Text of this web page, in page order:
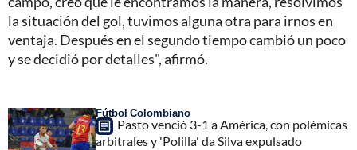
la situación del gol, tuvimos alguna otra para irnos en
ventaja. Después en el segundo tiempo cambió un poco
y se decidió por detalles", afirmó.
Fútbol Colombiano
Pasto venció 3-1 a América, con polémicas
arbitrales y 'Polilla' da Silva expulsado